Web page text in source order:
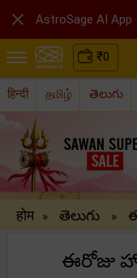
₹0
हिन्दी தமிழ் తెలుగు
होम » తెలుగు »
ఈరోజు
 AstroSage AI App